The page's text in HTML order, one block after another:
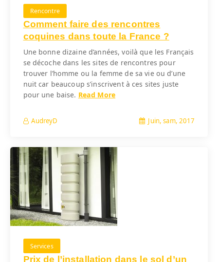
Rencontre
Comment faire des rencontres
coquines dans toute la France ?
Une bonne dizaine d’années, voilà que les Français
se décoche dans les sites de rencontres pour
trouver l’homme ou la femme de sa vie ou d’une
nuit car beaucoup s’inscrivent à ces sites juste
pour une baise. Read More
AudreyD Juin, sam, 2017
Services
Prix de l’installation dans le sol d’un